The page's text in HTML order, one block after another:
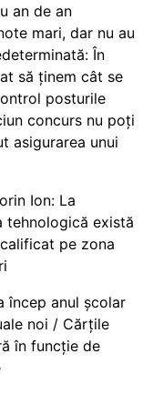
an de an
mari, dar nu au
În
să ținem cât se
posturile
concurs nu poți
asigurarea unui
Ion: La
tehnologică există
pe zona
încep anul școlar
noi / Cărțile
în funcție de